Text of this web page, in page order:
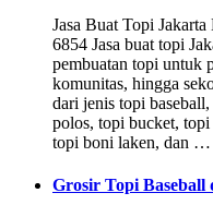
Jasa Buat Topi
6854 Jasa buat topi
pembuatan topi untuk
komunitas, hingga
dari jenis topi
polos, topi bucket,
topi boni laken, dan …
Grosir Topi Baseball